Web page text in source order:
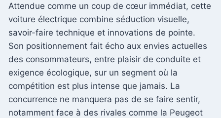
Attendue comme un coup de cœur immédiat, cette
voiture électrique combine séduction visuelle,
savoir-faire technique et innovations de pointe.
Son positionnement fait écho aux envies actuelles
des consommateurs, entre plaisir de conduite et
exigence écologique, sur un segment où la
compétition est plus intense que jamais. La
concurrence ne manquera pas de se faire sentir,
notamment face à des rivales comme la Peugeot